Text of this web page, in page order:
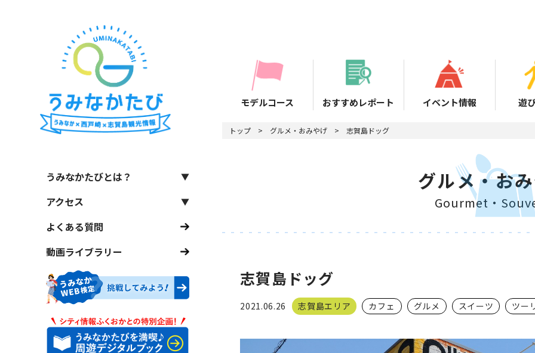
うみなかたびとは？
アクセス
よくある質問
動画ライブラリー
モデルコース おすすめレポート イベント情報 遊
トップ グルメ・おみやげ 志賀島ドッグ
グルメ・お
Gourmet・
志賀島ドッグ
2021.06.26 志賀島エリア カフェ グルメ スイーツ ツー